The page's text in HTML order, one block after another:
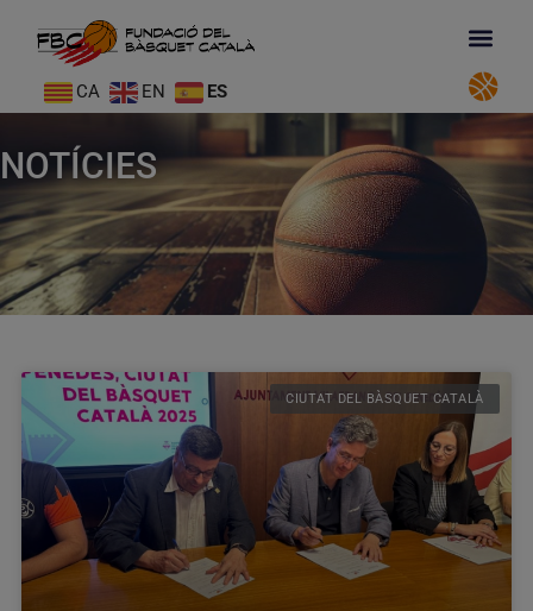
CA EN ES
NOTÍCIES
CIUTAT DEL BÀSQUET CATALÀ